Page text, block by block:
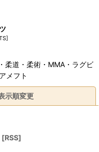
]
柔道・柔術・MMA・ラグビ
メフト
示順変更
[RSS]